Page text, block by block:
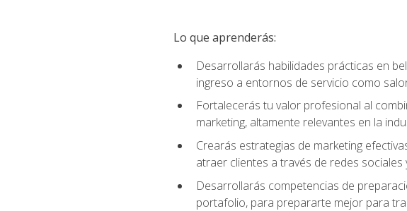
Lo que aprenderás:
Desarrollarás habilidades prácticas en
ingreso a entornos de servicio como
Fortalecerás tu valor profesional al
marketing, altamente relevantes en la
Crearás estrategias de marketing
atraer clientes a través de redes sociales
Desarrollarás competencias de
portafolio, para prepararte mejor para